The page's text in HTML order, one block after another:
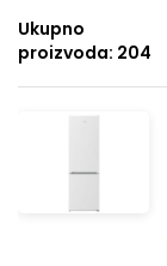
Ukupno
proizvoda: 204